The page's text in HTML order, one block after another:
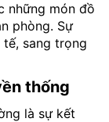
những món đồ
phòng. Sự
sang trọng
thống
là sự kết